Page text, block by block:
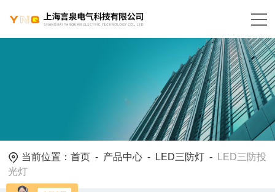
当前位置：首页 - 产品中心 - LED三防灯 -
LED三防投
光灯